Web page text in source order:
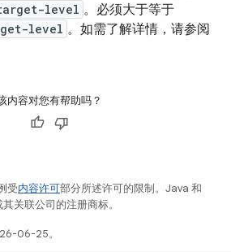
level 。必须大于等于
level 。如需了解详情，请参阅
内容对您有帮助吗？
受内容许可部分所述许可的限制。Java 和
关联公司的注册商标。
06-25。